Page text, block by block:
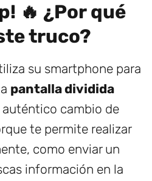
🔥 ¿Por qué
truco?
su smartphone para
pantalla dividida
auténtico cambio de
te permite realizar
como enviar un
información en la